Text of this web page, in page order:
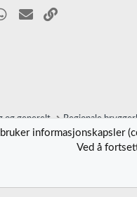
WhatsApp
E-post
og generelt Regionale
informasjonskapsler
Ved å